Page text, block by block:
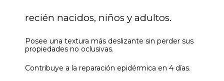
recién nacidos, niños y adultos.
Posee una textura más deslizante sin perder sus
propiedades no oclusivas.
Contribuye a la reparación epidérmica en 4 días.